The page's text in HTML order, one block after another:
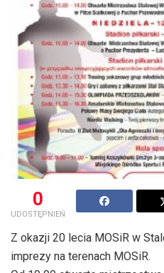
0
UDOSTĘPNIEŃ
Z okazji 20 lecia MOSiR w
imprezy na terenach MOSiR.